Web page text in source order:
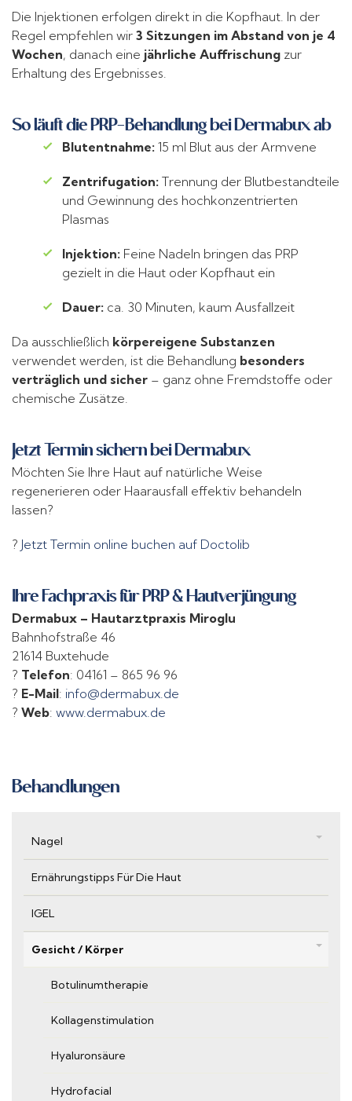
Die Injektionen erfolgen direkt in die Kopfhaut. In der
Regel empfehlen wir 3 Sitzungen im Abstand von je 4
Wochen, danach eine jährliche Auffrischung zur
Erhaltung des Ergebnisses.
So läuft die PRP-Behandlung bei Dermabux ab
Blutentnahme: 15 ml Blut aus der Armvene
Zentrifugation: Trennung der Blutbestandteile
und Gewinnung des hochkonzentrierten
Plasmas
Injektion: Feine Nadeln bringen das PRP
gezielt in die Haut oder Kopfhaut ein
Dauer: ca. 30 Minuten, kaum Ausfallzeit
Da ausschließlich körpereigene Substanzen
verwendet werden, ist die Behandlung besonders
verträglich und sicher – ganz ohne Fremdstoffe oder
chemische Zusätze.
Jetzt Termin sichern bei Dermabux
Möchten Sie Ihre Haut auf natürliche Weise
regenerieren oder Haarausfall effektiv behandeln
lassen?
? Jetzt Termin online buchen auf Doctolib
Ihre Fachpraxis für PRP & Hautverjüngung
Dermabux – Hautarztpraxis Miroglu
Bahnhofstraße 46
21614 Buxtehude
? Telefon: 04161 – 865 96 96
? E-Mail: info@dermabux.de
? Web: www.dermabux.de
Behandlungen
Nagel
Ernährungstipps Für Die Haut
IGEL
Gesicht / Körper
Botulinumtherapie
Kollagenstimulation
Hyaluronsäure
Hydrofacial